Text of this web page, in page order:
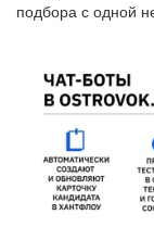
подбора с одной